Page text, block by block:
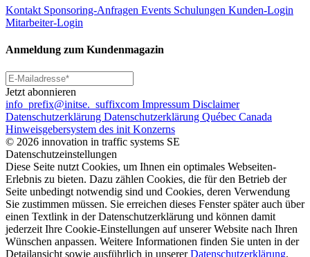
Kontakt Sponsoring-Anfragen Events Schulungen Kunden-Login
Mitarbeiter-Login
Anmeldung zum Kundenmagazin
Jetzt abonnieren
info _prefix@initse. _suffixcom Impressum Disclaimer
Datenschutzerklärung Datenschutzerklärung Québec Canada
Hinweisgebersystem des init Konzerns
© 2026 innovation in traffic systems SE
Datenschutzeinstellungen
Diese Seite nutzt Cookies, um Ihnen ein optimales Webseiten-
Erlebnis zu bieten. Dazu zählen Cookies, die für den Betrieb der
Seite unbedingt notwendig sind und Cookies, deren Verwendung
Sie zustimmen müssen. Sie erreichen dieses Fenster später auch über
einen Textlink in der Datenschutzerklärung und können damit
jederzeit Ihre Cookie-Einstellungen auf unserer Website nach Ihren
Wünschen anpassen. Weitere Informationen finden Sie unten in der
Detailansicht sowie ausführlich in unsererDatenschutzerklärung.